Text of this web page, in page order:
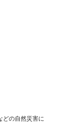
どの自然災害に